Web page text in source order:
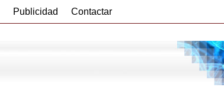
Publicidad Contactar